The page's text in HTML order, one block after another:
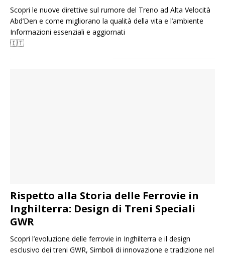
Scopri le nuove direttive sul rumore del Treno ad Alta Velocità
Abd’Den e come migliorano la qualità della vita e l’ambiente
Informazioni essenziali e aggiornati
🇮🇹
Rispetto alla Storia delle Ferrovie in
Inghilterra: Design di Treni Speciali
GWR
Scopri l’evoluzione delle ferrovie in Inghilterra e il design
esclusivo dei treni GWR, Simboli di innovazione e tradizione nel